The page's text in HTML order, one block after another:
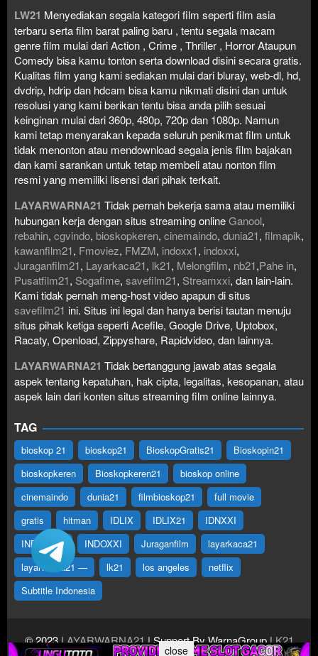
LW21 Menyediakan segala kategori film seperti film asia
terbaru serta film barat paling baru , tentu segala macam
genre film mulai dari Action , Crime , Thriller , Horror Ataupun
Comedy bisa kamu tonton serta download disini secara gratis.
Kualitas film yang kami sediakan mulai dari bluray, web-dl, hd,
dvdrip, hdrip dan hdcam bisa kamu nikmati disini dan untuk
resolusi yang kami berikan tentu bisa anda pilih sesuai
keinginan mulai dari 360p, 480p, 720p dan 1080p. Namun
kami tetap menyarakan kepada seluruh penikmat film untuk
tidak menonton atau mendownload segala jenis film bajakan
dan kami sarankan untuk tetap membeli atau nonton film
resmi yang memiliki lisensi dari pihak terkait.
LAYARWARNA21 Tidak pernah bekerja sama atau memiliki
hubungan kerja dengan situs streaming onlineGanool,
rebahin, cgvindo, bioskopkeren, cinemaindo, dunia21, filmapik,
kawanfilm21, Fmoviez, FMZM, indoxx1, indoxxi,
Juraganfilm21, Layarkaca21, lk21, Melongfilm, nb21,Pahe in,
Pusatfilm21, Sogafime, savefilm21, Streamxxi, dan lain-lain.
Kami tidak pernah meng-host video apapun di situs
savefilm21 ini. Situs ini legal dan hanya berisi tautan menuju
situs pihak ketiga seperti Acefile, Google Drive, Uptobox,
Racaty, Openload, Zippyshare, Rapidvideo, dan lainnya.
LAYARWARNA21 Tidak bertanggung jawab atas segala
aspek tentang kepatuhan, hak cipta, legalitas, kesopanan, atau
aspek lain dari konten situs streaming film online lainnya.
TAG
bioskop 21 bioskop21 BioskopGratis21
Bioskopin21
bioskopkeren
Bioskopkeren21
bioskop online
cinemaindo
dunia21 filmbioskop21
full movie
gratis
hitman IDLIX IDLIX21
IDNXXI
INDOFILM
INDOXXI Juraganfilm
layarkaca21
layarwarna21 —
lk21 los angeles
netflix
Subtitle Indonesia
© 2023LAYARWARNA21| Support By WarnaGroupLK21
close